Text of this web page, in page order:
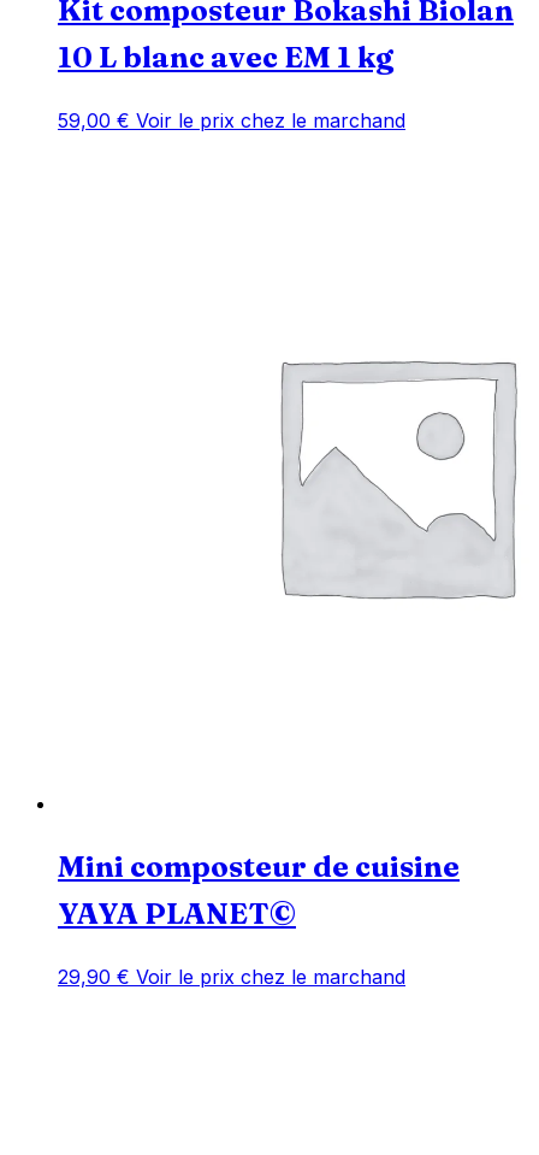
Kit composteur Bokashi Biolan
10 L blanc avec EM 1 kg
59,00 € Voir le prix chez le marchand
Mini composteur de cuisine
YAYA PLANET©
29,90 € Voir le prix chez le marchand